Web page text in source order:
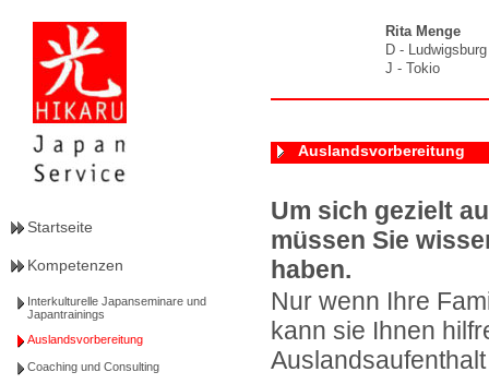
Rita Menge
D - Ludwigsburg
J - Tokio
Startseite
Kompetenzen
Interkulturelle Japanseminare und
Japantrainings
Auslandsvorbereitung
Coaching und Consulting
Auslandsvorbereitung
Um sich gezielt
müssen Sie
haben.
Nur wenn Ihre
kann sie Ihnen